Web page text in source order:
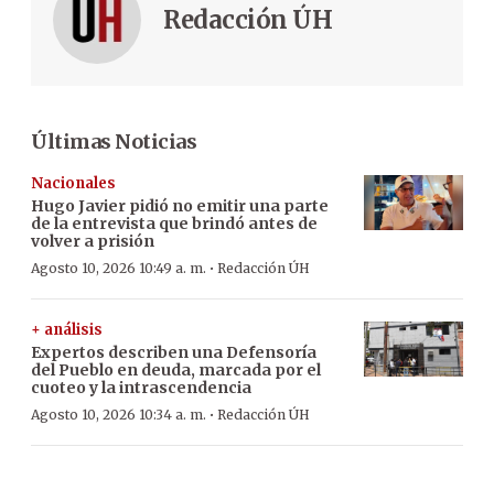
Redacción ÚH
Últimas Noticias
Nacionales
Hugo Javier pidió no emitir una parte
de la entrevista que brindó antes de
volver a prisión
Agosto 10, 2026 10:49 a. m. · Redacción ÚH
+ análisis
Expertos describen una Defensoría
del Pueblo en deuda, marcada por el
cuoteo y la intrascendencia
Agosto 10, 2026 10:34 a. m. · Redacción ÚH